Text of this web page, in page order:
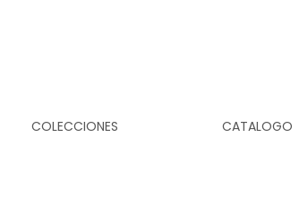
COLECCIONES CATALOGO